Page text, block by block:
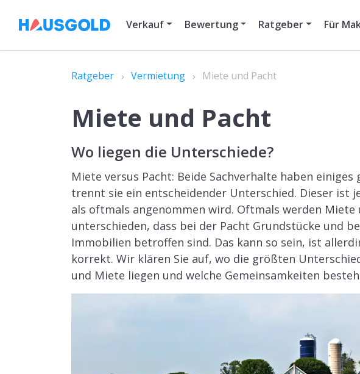
Verkauf Bewertung Ratgeber Für
Ratgeber Vermietung Miete und Pacht
Miete und Pacht
Wo liegen die Unterschiede?
Miete versus Pacht: Beide Sachverhalte haben einiges
trennt sie ein entscheidender Unterschied. Dieser ist
als oftmals angenommen wird. Oftmals werden Miete
unterschieden, dass bei der Pacht Grundstücke und
Immobilien betroffen sind. Das kann so sein, ist
korrekt. Wir klären Sie auf, wo die größten
und Miete liegen und welche Gemeinsamkeiten